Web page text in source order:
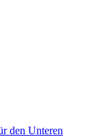
den Unteren